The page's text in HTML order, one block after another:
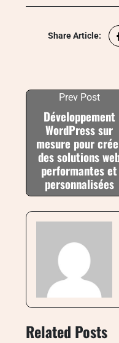
Share Article:
Prev Post
Développement
WordPress sur
mesure pour
des solutions
performantes et
personnalisées
Related Posts